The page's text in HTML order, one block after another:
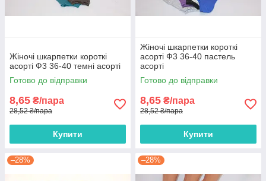
Жіночі шкарпетки короткі
асорті Ф3 36-40 темні асорті
Готово до відправки
8,65 ₴/пара
28,52 ₴/пара
Купити
Жіночі шкарпетки короткі
асорті Ф3 36-40 пастель
асорті
Готово до відправки
8,65 ₴/пара
28,52 ₴/пара
Купити
–28% –28%